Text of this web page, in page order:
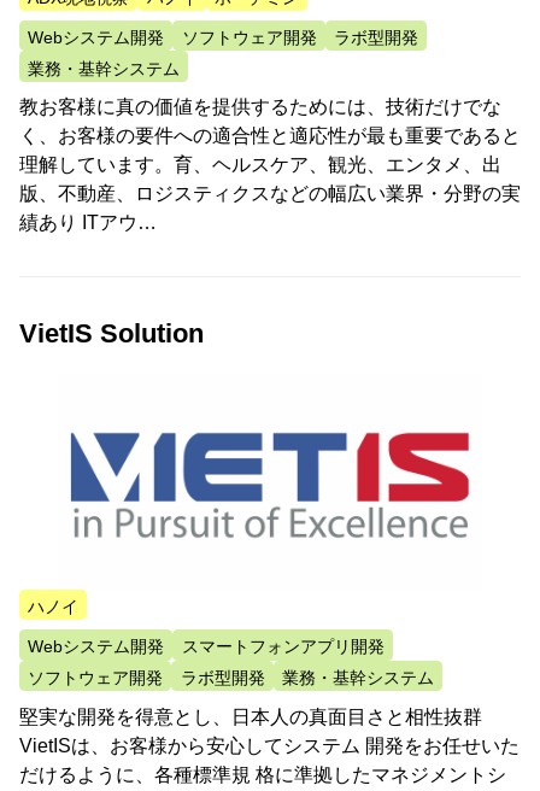
Webシステム開発 ソフトウェア開発
ラボ型開発
業務・基幹システム
教お客様に真の価値を提供するためには、技術だけでな
く、お客様の要件への適合性と適応性が最も重要であると
理解しています。育、ヘルスケア、観光、エンタメ、出
版、不動産、ロジスティクスなどの幅広い業界・分野の実
績あり ITアウ…
VietIS Solution
ハノイ
Webシステム開発
スマートフォンアプリ開発
ソフトウェア開発
ラボ型開発 業務・基幹システム
堅実な開発を得意とし、日本人の真面目さと相性抜群
VietISは、お客様から安心してシステム 開発をお任せいた
だけるように、各種標準規 格に準拠したマネジメントシ